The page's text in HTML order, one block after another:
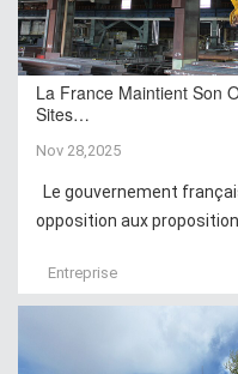
La France Maintient Son
Sites…
Nov 28,2025
Le gouvernement
opposition aux
Entreprise